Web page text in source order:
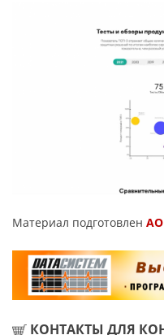
Материал подготовлен АО
КОНТАКТЫ ДЛЯ